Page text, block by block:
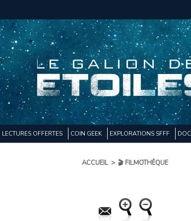
LECTURES OFFERTES COIN GEEK EXPLORATIONS SFFF
ACCUEIL > 🎬 FILMOTHÈQUE